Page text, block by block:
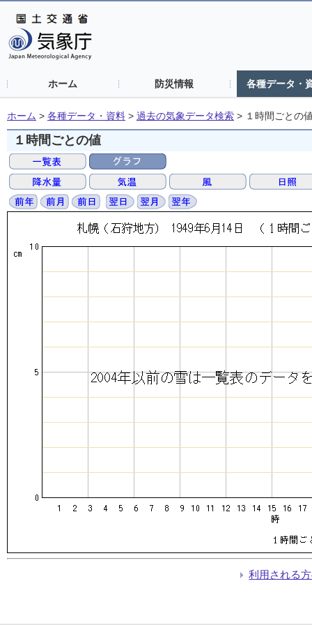
ホーム 防災情報 各種データ・
ホーム > 各種データ・資料 > 過去の気象データ検索 > １時間ごとの
１時間ごとの値
利用される